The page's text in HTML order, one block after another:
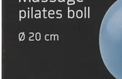
Ominaisuudet
Oletko tyytyväinen